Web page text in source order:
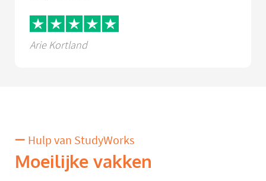
Arie Kortland
Hulp van StudyWorks
Moeilijke vakken